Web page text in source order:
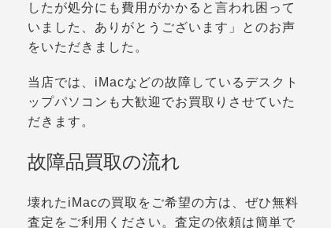
したが処分にも費用がかかると言われ困って
いました、ありがとうございます」とのお声
をいただきました。
当店では、iMacなどの故障しているデスクト
ップパソコンも大歓迎でお買取りさせていた
だきます。
故障品買取の流れ
壊れたiMacの買取をご希望の方は、ぜひ無料
査定をご利用ください。査定の依頼は簡単で